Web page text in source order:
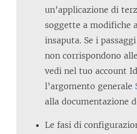
un’applicazione di
soggette a modifiche
insaputa. Se i
non corrispondono
vedi nel tuo account
l’argomento generale
alla documentazione
Le fasi di